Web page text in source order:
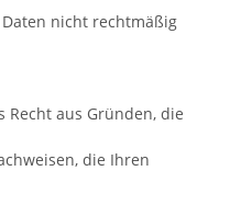
nicht rechtmäßig
aus Gründen, die
die Ihren